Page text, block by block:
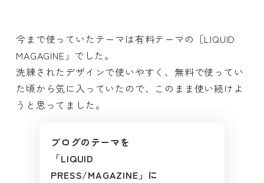
今まで使っていたテーマは有料テーマの［LIQUID
MAGAGINE」でした。
洗練されたデザインで使いやすく、無料で使ってい
た頃から気に入っていたので、このまま使い続けよ
うと思ってました。
ブログのテーマを
「LIQUID
PRESS/MAGAZINE」に